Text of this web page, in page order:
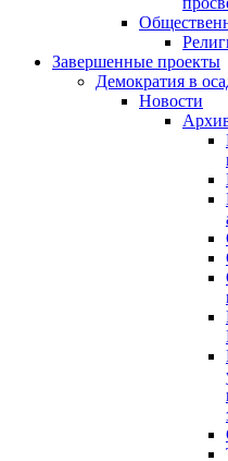
Завершенные проекты
Демократия в
Новости